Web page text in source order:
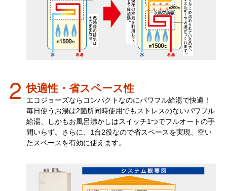
快適性・省スペース性
エコジョーズならコンパクトなのにパワフル給湯で快適！
毎日使うお湯は2箇所同時使用でもストレスのないパワフル
給湯、しかもお風呂沸かしはスイッチ1つでフルオートの手
間いらず。さらに、1台2役なので省スペースを実現、空い
たスペースを有効に使えます。